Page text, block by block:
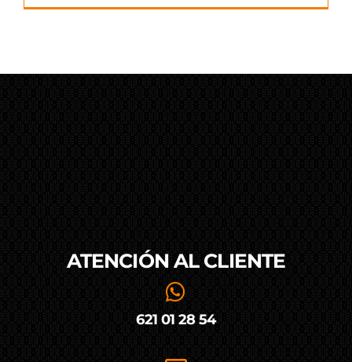
ATENCIÓN AL CLIENTE
621 01 28 54